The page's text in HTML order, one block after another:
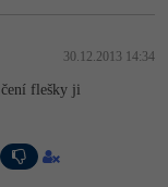
30.12.2013 14:34
flešky ji